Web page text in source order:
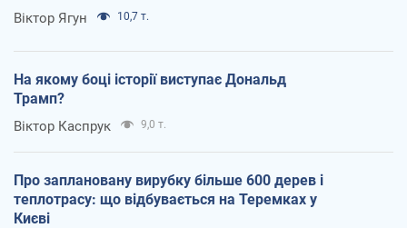
Віктор Ягун 10,7 т.
На якому боці історії виступає Дональд
Трамп?
Віктор Каспрук 9,0 т.
Про заплановану вирубку більше 600 дерев і
теплотрасу: що відбувається на Теремках у
Києві